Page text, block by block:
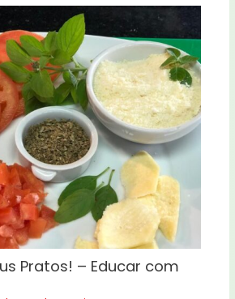
Pratos! – Educar com